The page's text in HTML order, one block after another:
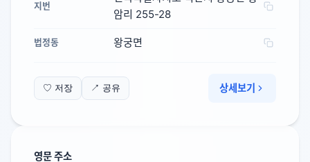
지번
암리 255-28
법정동 왕궁면
♡ 저장 ↗ 공유 상세보기
영문 주소